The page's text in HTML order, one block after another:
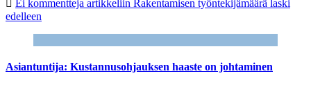
Ei kommentteja artikkeliin Rakentamisen työntekijämäärä laski
edelleen
Asiantuntija: Kustannusohjauksen haaste on johtaminen